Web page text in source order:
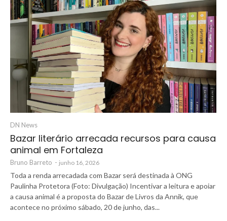
DN News
Bazar literário arrecada recursos para causa
animal em Fortaleza
Bruno Barreto - junho 16, 2026
Toda a renda arrecadada com Bazar será destinada à ONG
Paulinha Protetora (Foto: Divulgação) Incentivar a leitura e apoiar
a causa animal é a proposta do Bazar de Livros da Annik, que
acontece no próximo sábado, 20 de junho, das...